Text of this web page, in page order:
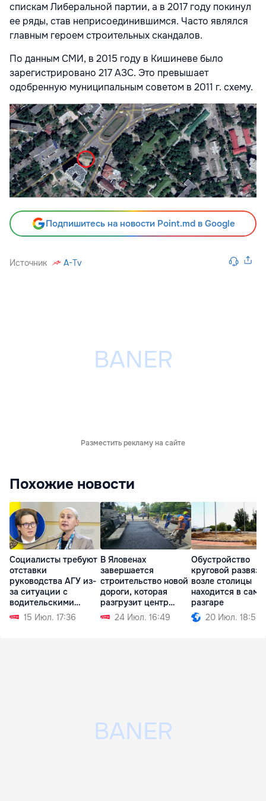
спискам Либеральной партии, а в 2017 году покинул
ее ряды, став неприсоединившимся. Часто являлся
главным героем строительных скандалов.
По данным СМИ, в 2015 году в Кишиневе было
зарегистрировано 217 АЗС. Это превышает
одобренную муниципальным советом в 2011 г. схему.
Подпишитесь на новости Point.md в Google
Источник A-Tv
Разместить рекламу на сайте
Похожие новости
Социалисты требуют
отставки
руководства АГУ из-
за ситуации с
водительскими
правами
15 Июл. 17:36
В Яловенах
завершается
строительство новой
дороги, которая
разгрузит центр
города24 Июл. 16:49
Обустройство
круговой
возле столицы
находится в
разгаре
20 Июл. 18:58